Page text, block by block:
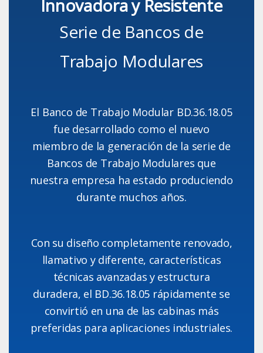
Innovadora y Resistente
Serie de Bancos de
Trabajo Modulares
El Banco de Trabajo Modular BD.36.18.05
fue desarrollado como el nuevo
miembro de la generación de la serie de
Bancos de Trabajo Modulares que
nuestra empresa ha estado produciendo
durante muchos años.
Con su diseño completamente renovado,
llamativo y diferente, características
técnicas avanzadas y estructura
duradera, el BD.36.18.05 rápidamente se
convirtió en una de las cabinas más
preferidas para aplicaciones industriales.